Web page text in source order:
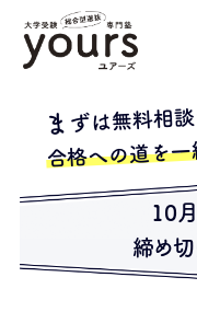
ま ずは無料相
合格への道を
10
締め切